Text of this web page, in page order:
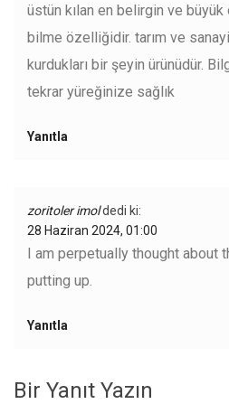
üstün kılan en belirgin ve
bilme özelliğidir. tarım ve
kurdukları bir şeyin ürünüdür.
tekrar yüreğinize sağlık
Yanıtla
zoritoler imoldedi ki:
28 Haziran 2024, 01:00
I am perpetually thought about
putting up.
Yanıtla
Bir Yanıt Yazın